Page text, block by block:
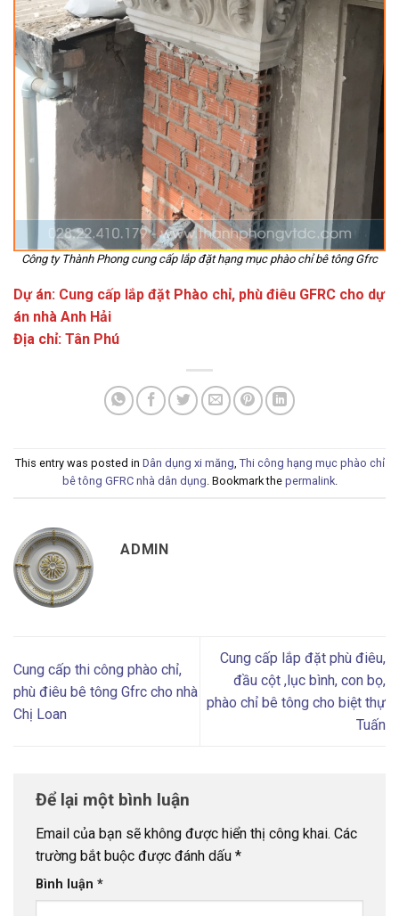
Công ty Thành Phong cung cấp lắp đặt hạng mục phào chỉ bê tông Gfrc
Dự án: Cung cấp lắp đặt Phào chỉ, phù điêu GFRC cho dự
án nhà Anh Hải
Địa chỉ: Tân Phú
This entry was posted in Dân dụng xi măng, Thi công hạng mục phào chỉ
bê tông GFRC nhà dân dụng. Bookmark the permalink.
ADMIN
Cung cấp thi công phào chỉ,
phù điêu bê tông Gfrc cho nhà
Chị Loan
Cung cấp lắp đặt phù điêu,
đầu cột ,lục bình, con bọ,
phào chỉ bê tông cho biệt thự
Tuấn
Để lại một bình luận
Email của bạn sẽ không được hiển thị công khai. Các
trường bắt buộc được đánh dấu *
Bình luận *